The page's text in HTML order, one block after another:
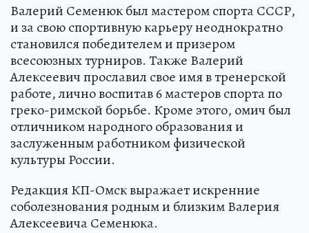
Валерий Семенюк был мастером спорта СССР,
и за свою спортивную карьеру неоднократно
становился победителем и призером
всесоюзных турниров. Также Валерий
Алексеевич прославил свое имя в тренерской
работе, лично воспитав 6 мастеров спорта по
греко-римской борьбе. Кроме этого, омич был
отличником народного образования и
заслуженным работником физической
культуры России.
Редакция КП-Омск выражает искренние
соболезнования родным и близким Валерия
Алексеевича Семенюка.